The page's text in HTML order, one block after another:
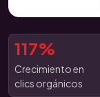
117%
Crecimiento en
clics orgánicos